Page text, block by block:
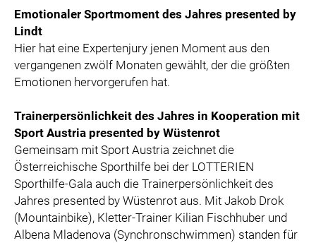
Emotionaler Sportmoment des Jahres presented by
Lindt
Hier hat eine Expertenjury jenen Moment aus den
vergangenen zwölf Monaten gewählt, der die größten
Emotionen hervorgerufen hat.
Trainerpersönlichkeit des Jahres in Kooperation mit
Sport Austria presented by Wüstenrot
Gemeinsam mit Sport Austria zeichnet die
Österreichische Sporthilfe bei der LOTTERIEN
Sporthilfe-Gala auch die Trainerpersönlichkeit des
Jahres presented by Wüstenrot aus. Mit Jakob Drok
(Mountainbike), Kletter-Trainer Kilian Fischhuber und
Albena Mladenova (Synchronschwimmen) standen für